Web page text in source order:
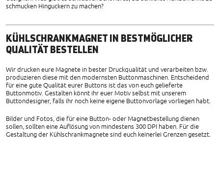
schmucken Hinguckern zu machen?
KÜHLSCHRANKMAGNET IN BESTMÖGLICHER
QUALITÄT BESTELLEN
Wir drucken eure Magnete in bester Druckqualität und verarbeiten bzw.
produzieren diese mit den modernsten Buttonmaschinen. Entscheidend
für eine gute Qualität eurer Buttons ist das von euch gelieferte
Buttonmotiv. Gestalten könnt ihr euer Motiv selbst mit unserem
Buttondesigner, falls ihr noch keine eigene Buttonvorlage vorliegen habt.
Bilder und Fotos, die für eine Button- oder Magnetbestellung dienen
sollen, sollten eine Auflösung von mindestens 300 DPI haben. Für die
Gestaltung der Kühlschrankmagnete sind euch keinerlei Grenzen gesetzt.